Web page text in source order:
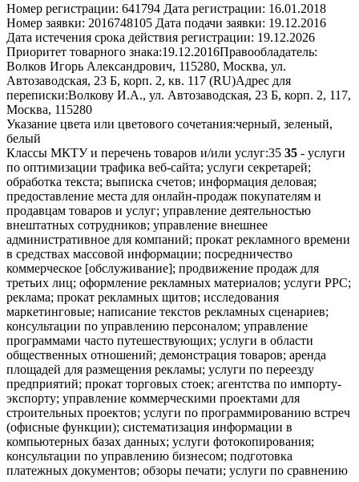
Номер регистрации: 641794 Дата регистрации: 16.01.2018
Номер заявки: 2016748105 Дата подачи заявки: 19.12.2016
Дата истечения срока действия регистрации: 19.12.2026
Приоритет товарного знака:19.12.2016Правообладатель:
Волков Игорь Александрович, 115280, Москва, ул.
Автозаводская, 23 Б, корп. 2, кв. 117 (RU)Адрес для
переписки:Волкову И.А., ул. Автозаводская, 23 Б, корп. 2, 117,
Москва, 115280
Указание цвета или цветового сочетания:черный, зеленый,
белый
Классы МКТУ и перечень товаров и/или услуг:35 35 - услуги
по оптимизации трафика веб-сайта; услуги секретарей;
обработка текста; выписка счетов; информация деловая;
предоставление места для онлайн-продаж покупателям и
продавцам товаров и услуг; управление деятельностью
внештатных сотрудников; управление внешнее
административное для компаний; прокат рекламного времени
в средствах массовой информации; посредничество
коммерческое [обслуживание]; продвижение продаж для
третьих лиц; оформление рекламных материалов; услуги PPC;
реклама; прокат рекламных щитов; исследования
маркетинговые; написание текстов рекламных сценариев;
консультации по управлению персоналом; управление
программами часто путешествующих; услуги в области
общественных отношений; демонстрация товаров; аренда
площадей для размещения рекламы; услуги по переезду
предприятий; прокат торговых стоек; агентства по импорту-
экспорту; управление коммерческими проектами для
строительных проектов; услуги по программированию встреч
(офисные функции); систематизация информации в
компьютерных базах данных; услуги фотокопирования;
консультации по управлению бизнесом; подготовка
платежных документов; обзоры печати; услуги по сравнению